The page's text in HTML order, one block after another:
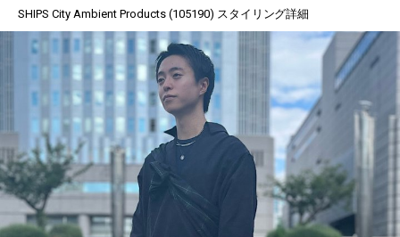
SHIPS City Ambient Products (105190) スタイリング詳細